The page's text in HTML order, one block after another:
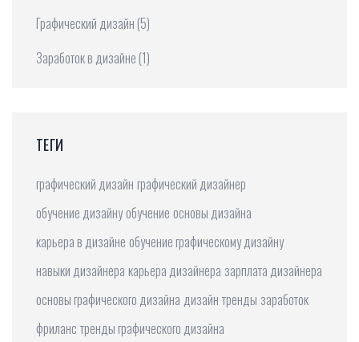
Графический дизайн (5)
Заработок в дизайне (1)
ТЕГИ
графический дизайн графический дизайнер
обучение дизайну обучение основы дизайна
карьера в дизайне обучение графическому дизайну
навыки дизайнера карьера дизайнера зарплата дизайнера
основы графического дизайна дизайн тренды заработок
фриланс тренды графического дизайна